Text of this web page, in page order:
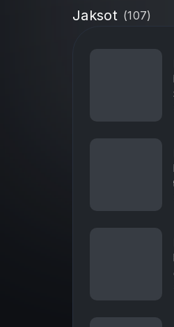
Jaksot (107)